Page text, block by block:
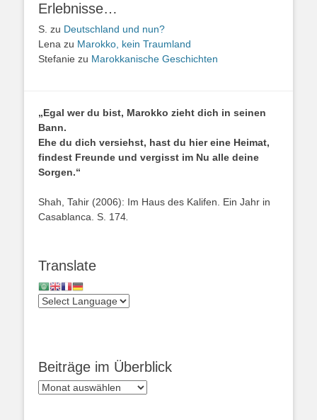
Erlebnisse…
S. zu Deutschland und nun?
Lena zu Marokko, kein Traumland
Stefanie zu Marokkanische Geschichten
„Egal wer du bist, Marokko zieht dich in seinen
Bann.
Ehe du dich versiehst, hast du hier eine Heimat,
findest Freunde und vergisst im Nu alle deine
Sorgen.“
Shah, Tahir (2006): Im Haus des Kalifen. Ein Jahr in
Casablanca. S. 174
Translate
Beiträge im Überblick
Beiträge